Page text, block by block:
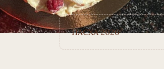
ПАСХА 2026